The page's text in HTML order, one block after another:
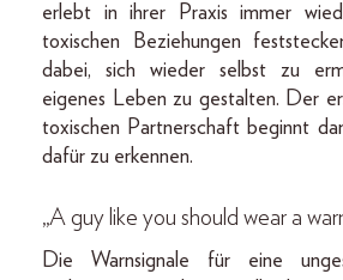
erlebt in ihrer Praxis immer
toxischen Beziehungen
dabei, sich wieder selbst zu
eigenes Leben zu gestalten. Der
toxischen Partnerschaft beginnt
dafür zu erkennen.
„A guy like you should wear a
Die Warnsignale für eine